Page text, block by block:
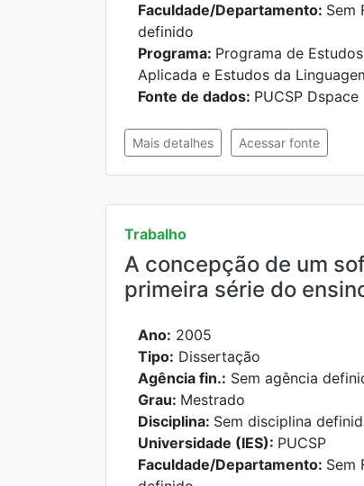
Faculdade/Departamento: Sem
definido
Programa: Programa de
Aplicada e Estudos da
Fonte de dados: PUCSP Dspace
Mais detalhes Acessar fonte
Trabalho
A concepção de um
primeira série do
Ano: 2005
Tipo: Dissertação
Agência fin.: Sem agência
Grau: Mestrado
Disciplina: Sem disciplina
Universidade (IES): PUCSP
Faculdade/Departamento: Sem